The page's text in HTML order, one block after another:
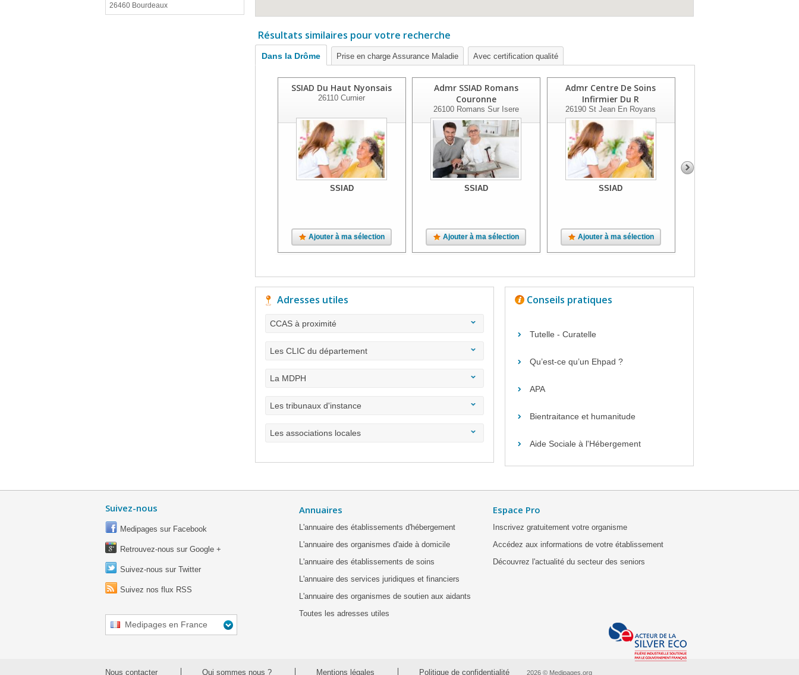
26460 Bourdeaux
Résultats similaires pour votre recherche
Dans la Drôme Prise en charge Assurance Maladie Avec certification qualité
SSIAD Du Haut Nyonsais
26110 Curnier
SSIAD
Ajouter à ma sélection
Admr SSIAD Romans
Couronne
26100Romans Sur Isere
SSIAD
Ajouter à ma sélection
Admr Centre De Soins
Infirmier Du R
26190 St Jean En Royans
SSIAD
Ajouter à ma sélection
Adresses utiles
CCAS à proximité
Les CLIC du département
La MDPH
Les tribunaux d'instance
Les associations locales
Conseils pratiques
Tutelle - Curatelle
Qu’est-ce qu’un Ehpad ?
APA
Bientraitance et humanitude
Aide Sociale à l'Hébergement
Suivez-nous
Medipages sur Facebook
Retrouvez-nous sur Google +
Suivez-nous sur Twitter
Suivez nos flux RSS
Medipages en France
Annuaires
L'annuaire des établissements d'hébergement
L'annuaire des organismes d'aide à domicile
L'annuaire des établissements de soins
L'annuaire des services juridiques et financiers
L'annuaire des organismes de soutien aux aidants
Toutes les adresses utiles
Espace Pro
Inscrivez gratuitement votre organisme
Accédez aux informations de votre établissement
Découvrez l'actualité du secteur des seniors
Nous contacter Qui sommes nous ? Mentions légales Politique de confidentialité 2026 © Medipages.org